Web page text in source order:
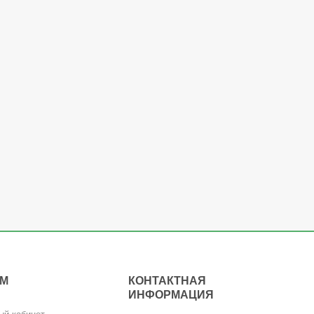
КОНТАКТНАЯ
ИНФОРМАЦИЯ